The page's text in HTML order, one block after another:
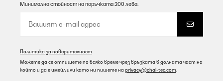
Минимална стойност на поръчката 200 лева.
Политика за поверителност
Можете да се отпишете по всяко време чрез връзката в долната част на
който и да е имейл или като ни пишете на privacy@chal-tec.com.